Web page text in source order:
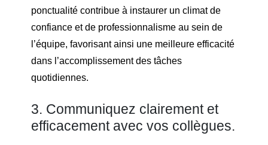
ponctualité contribue à instaurer un climat de
confiance et de professionnalisme au sein de
l’équipe, favorisant ainsi une meilleure efficacité
dans l’accomplissement des tâches
quotidiennes.
3. Communiquez clairement et
efficacement avec vos collègues.